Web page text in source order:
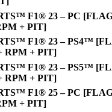
F1® 23 – PC
+ PIT]
F1® 23 – PS4™
RPM + PIT]
F1® 23 – PS5™
RPM + PIT]
F1® 25 – PC
+ PIT]